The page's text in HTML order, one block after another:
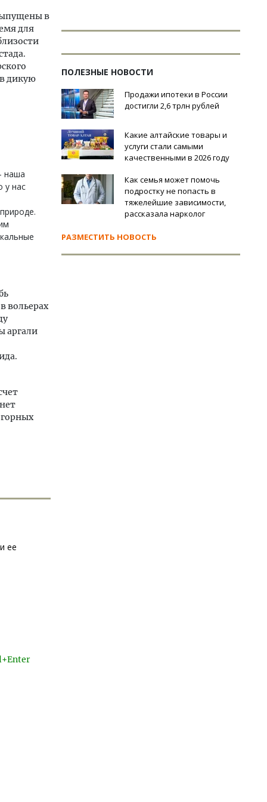
в
для
дикую
наша
у нас
вольерах
аргали
ее
ПОЛЕЗНЫЕ НОВОСТИ
Продажи ипотеки в России
достигли 2,6 трлн рублей
Какие алтайские товары и
услуги стали самыми
качественными в 2026 году
Как семья может помочь
подростку не попасть в
тяжелейшие зависимости,
рассказала нарколог
РАЗМЕСТИТЬ НОВОСТЬ